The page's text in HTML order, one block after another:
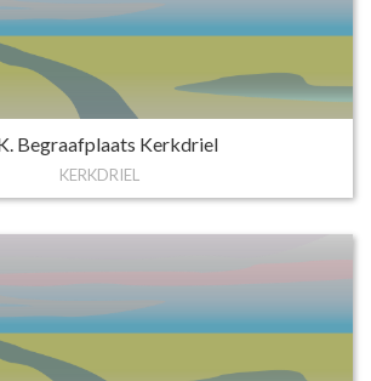
Begraafplaats Kerkdriel
KERKDRIEL